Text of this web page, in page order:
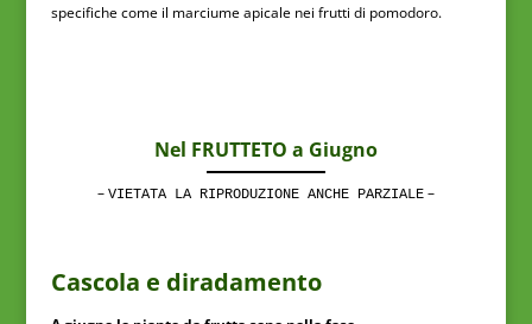
specifiche come il marciume apicale nei frutti di pomodoro.
Nel FRUTTETO a Giugno
– VIETATA LA RIPRODUZIONE ANCHE PARZIALE–
Cascola e diradamento